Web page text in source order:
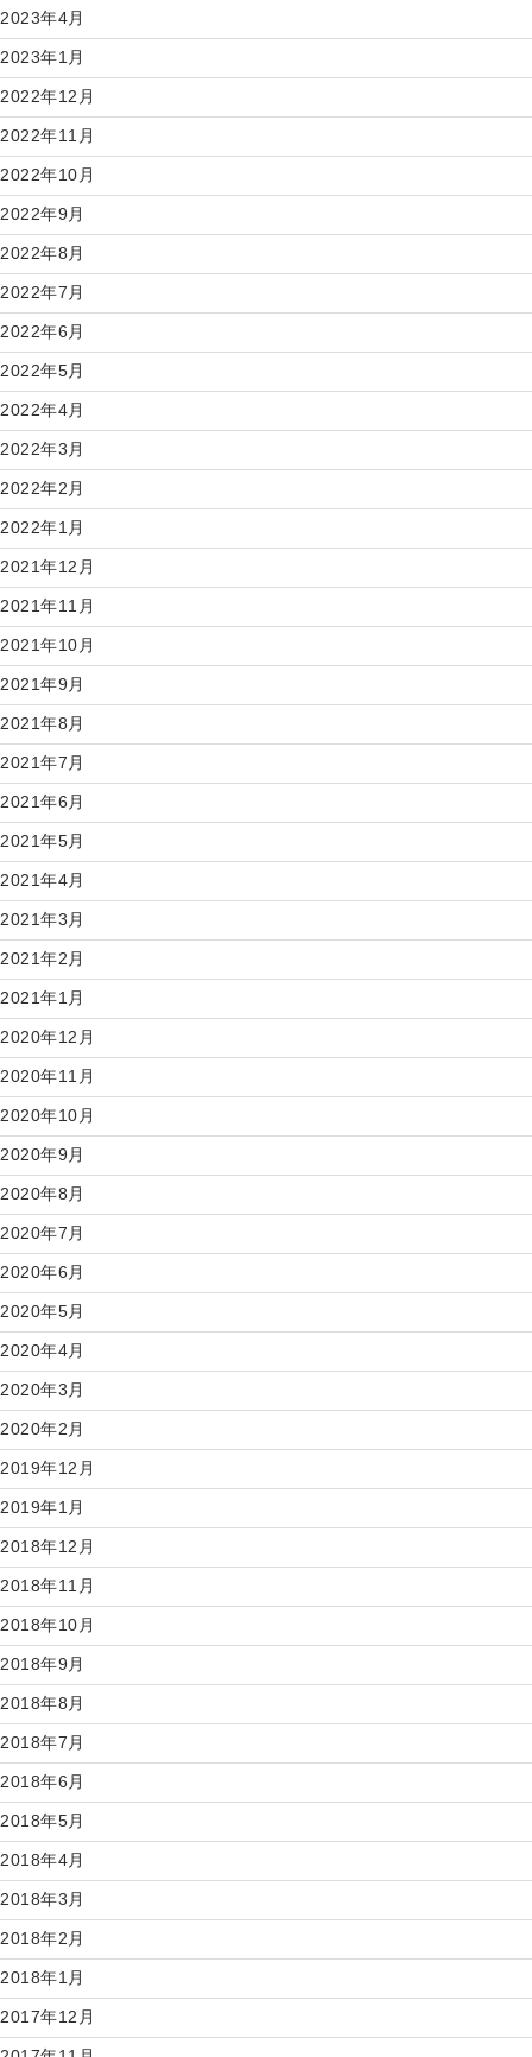
2023年4月
2023年1月
2022年12月
2022年11月
2022年10月
2022年9月
2022年8月
2022年7月
2022年6月
2022年5月
2022年4月
2022年3月
2022年2月
2022年1月
2021年12月
2021年11月
2021年10月
2021年9月
2021年8月
2021年7月
2021年6月
2021年5月
2021年4月
2021年3月
2021年2月
2021年1月
2020年12月
2020年11月
2020年10月
2020年9月
2020年8月
2020年7月
2020年6月
2020年5月
2020年4月
2020年3月
2020年2月
2019年12月
2019年1月
2018年12月
2018年11月
2018年10月
2018年9月
2018年8月
2018年7月
2018年6月
2018年5月
2018年4月
2018年3月
2018年2月
2018年1月
2017年12月